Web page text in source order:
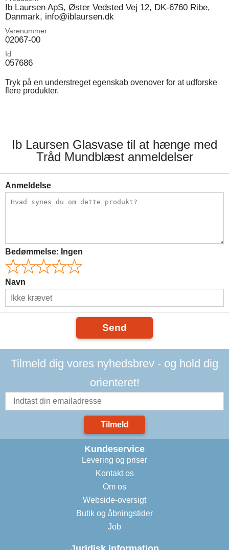
Ib Laursen ApS, Øster Vedsted Vej 12, DK-6760 Ribe,
Danmark, info@iblaursen.dk
Varenummer
02067-00
Id
057686
Tryk på en understreget egenskab ovenover for at udforske
flere produkter.
Ib Laursen Glasvase til at hænge med
Tråd Mundblæst anmeldelser
Anmeldelse
Bedømmelse: Ingen
Navn
Send
Tilmeld dig vores nyhedsbrev - og hold dig
orienteret!
Tilmeld
Kundeservice
Levering og priser
Kontakt os
Om os
Webside-oversigt
Butik og åbningstider
Job